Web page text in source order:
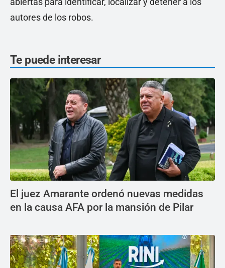
autores de los robos.
Te puede interesar
El juez Amarante ordenó nuevas medidas
en la causa AFA por la mansión de Pilar